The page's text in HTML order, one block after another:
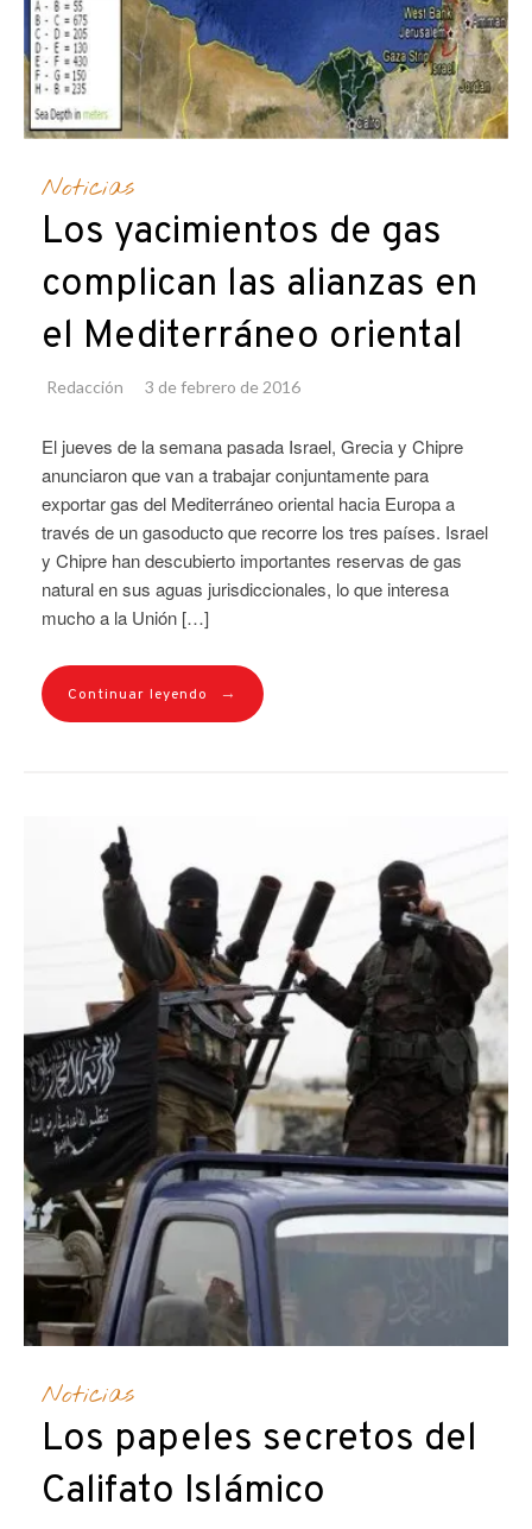
Noticias
Los yacimientos de gas
complican las alianzas en
el Mediterráneo oriental
Redacción 3 de febrero de 2016
El jueves de la semana pasada Israel, Grecia y Chipre
anunciaron que van a trabajar conjuntamente para
exportar gas del Mediterráneo oriental hacia Europa a
través de un gasoducto que recorre los tres países. Israel
y Chipre han descubierto importantes reservas de gas
natural en sus aguas jurisdiccionales, lo que interesa
mucho a la Unión […]
Continuar leyendo →
Noticias
Los papeles secretos del
Califato Islámico